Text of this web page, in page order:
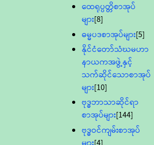
ထေရုပ္ပတ္တိစာအုပ်
များ[8]
ဓမ္မပဒစာအုပ်များ[5]
နိုင်ငံတော်သံဃမဟာ
နာယကအဖွဲ့နှင့်
သက်ဆိုင်သောစာအုပ်
များ[10]
ဗုဒ္ဓဘာသာဆိုင်ရာ
စာအုပ်များ[144]
ဗုဒ္ဓဝင်ကျမ်းစာအုပ်